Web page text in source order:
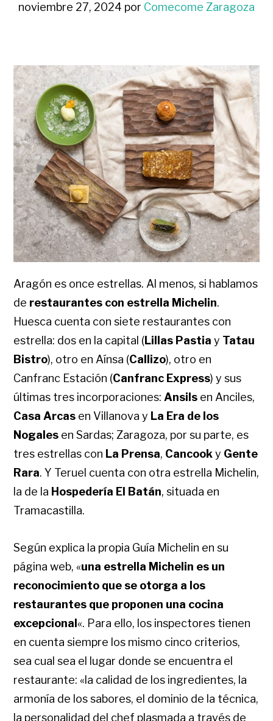
noviembre 27, 2024 por Comecome Zaragoza
Aragón es once estrellas. Al menos, si hablamos
de restaurantes con estrella Michelin.
Huesca cuenta con siete restaurantes con
estrella: dos en la capital (Lillas Pastia y Tatau
Bistro), otro en Aínsa (Callizo), otro en
Canfranc Estación (Canfranc Express) y sus
últimas tres incorporaciones: Ansils en Anciles,
Casa Arcas en Villanova y La Era de los
Nogales en Sardas; Zaragoza, por su parte, es
tres estrellas con La Prensa, Cancooky Gente
Rara. Y Teruel cuenta con otra estrella Michelin,
la de la Hospedería El Batán, situada en
Tramacastilla.
Según explica la propia Guía Michelin en su
página web, «una estrella Michelin es un
reconocimiento que se otorga a los
restaurantes que proponen una cocina
excepcional«. Para ello, los inspectores tienen
en cuenta siempre los mismo cinco criterios,
sea cual sea el lugar donde se encuentra el
restaurante: «la calidad de los ingredientes, la
armonía de los sabores, el dominio de la técnica,
la personalidad del chef plasmada a través de